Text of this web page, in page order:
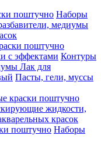
поштучно Наборы
медиумы
поштучно
с эффектами Контуры
Лак для
Пасты, гели, муссы
краски поштучно
жидкости,
красок
поштучно Наборы